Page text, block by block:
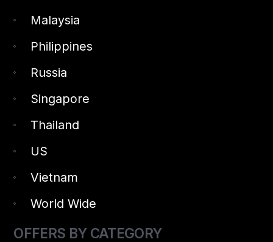
Malaysia
Philippines
Russia
Singapore
Thailand
US
Vietnam
World Wide
OFFERS BY CATEGORY